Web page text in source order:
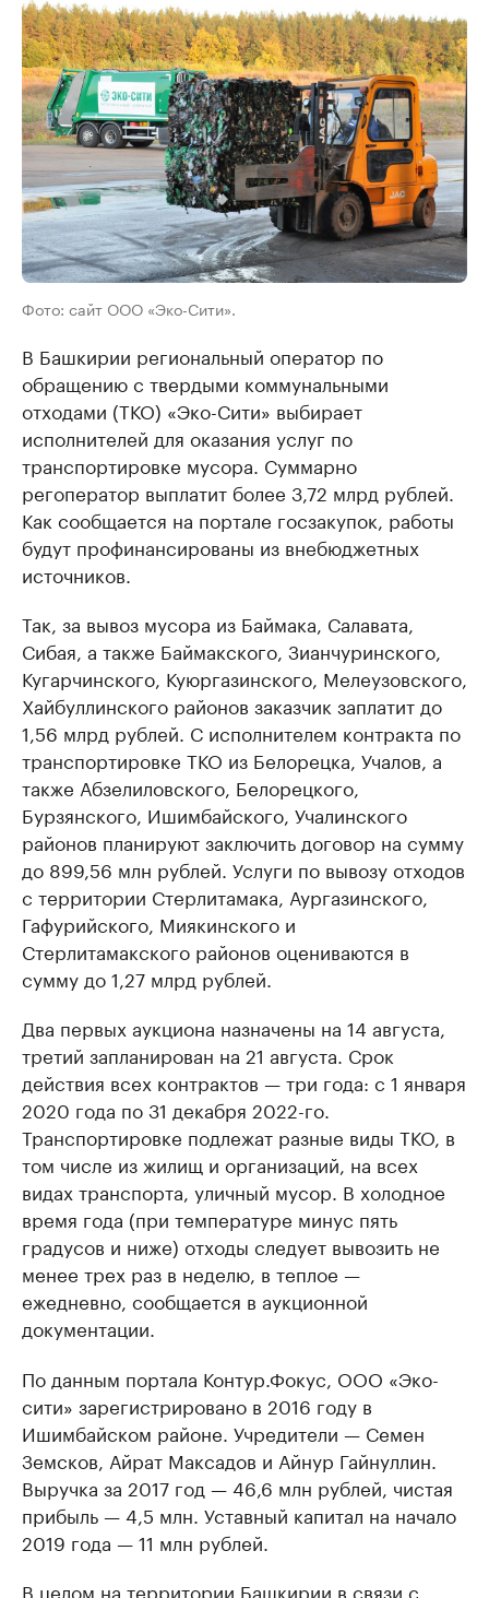
Фото: сайт ООО «Эко-Сити».
В Башкирии региональный оператор по
обращению с твердыми коммунальными
отходами (ТКО) «Эко-Сити» выбирает
исполнителей для оказания услуг по
транспортировке мусора. Суммарно
регоператор выплатит более 3,72 млрд рублей.
Как сообщается на портале госзакупок, работы
будут профинансированы из внебюджетных
источников.
Так, за вывоз мусора из Баймака, Салавата,
Сибая, а также Баймакского, Зианчуринского,
Кугарчинского, Куюргазинского, Мелеузовского,
Хайбуллинского районов заказчик заплатит до
1,56 млрд рублей. С исполнителем контракта по
транспортировке ТКО из Белорецка, Учалов, а
также Абзелиловского, Белорецкого,
Бурзянского, Ишимбайского, Учалинского
районов планируют заключить договор на сумму
до 899,56 млн рублей. Услуги по вывозу отходов
с территории Стерлитамака, Аургазинского,
Гафурийского, Миякинского и
Стерлитамакского районов оцениваются в
сумму до 1,27 млрд рублей.
Два первых аукциона назначены на 14 августа,
третий запланирован на 21 августа. Срок
действия всех контрактов — три года: с 1 января
2020 года по 31 декабря 2022-го.
Транспортировке подлежат разные виды ТКО, в
том числе из жилищ и организаций, на всех
видах транспорта, уличный мусор. В холодное
время года (при температуре минус пять
градусов и ниже) отходы следует вывозить не
менее трех раз в неделю, в теплое —
ежедневно, сообщается в аукционной
документации.
По данным портала Контур.Фокус, ООО «Эко-
сити» зарегистрировано в 2016 году в
Ишимбайском районе. Учредители — Семен
Земсков, Айрат Максадов и Айнур Гайнуллин.
Выручка за 2017 год — 46,6 млн рублей, чистая
прибыль — 4,5 млн. Уставный капитал на начало
2019 года — 11 млн рублей.
В целом на территории Башкирии в связи с